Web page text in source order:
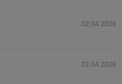
02.04.2026
02.04.2026